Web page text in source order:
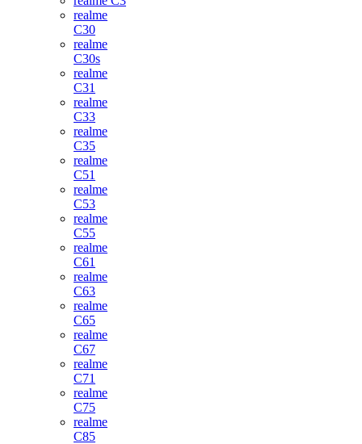
realme
C30
realme
C30s
realme
C31
realme
C33
realme
C35
realme
C51
realme
C53
realme
C55
realme
C61
realme
C63
realme
C65
realme
C67
realme
C71
realme
C75
realme
C85